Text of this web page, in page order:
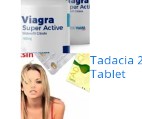
Tadacia
Tablet